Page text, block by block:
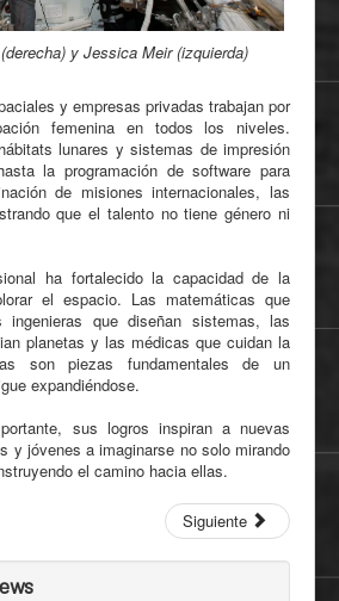
y Jessica Meir (izquierda)
y empresas privadas trabajan por
femenina en todos los niveles.
lunares y sistemas de impresión
la programación de software para
de misiones internacionales, las
que el talento no tiene género ni
ha fortalecido la capacidad de la
el espacio. Las matemáticas que
ingenieras que diseñan sistemas, las
planetas y las médicas que cuidan la
son piezas fundamentales de un
expandiéndose.
sus logros inspiran a nuevas
y jóvenes a imaginarse no solo mirando
el camino hacia ellas.
Siguiente